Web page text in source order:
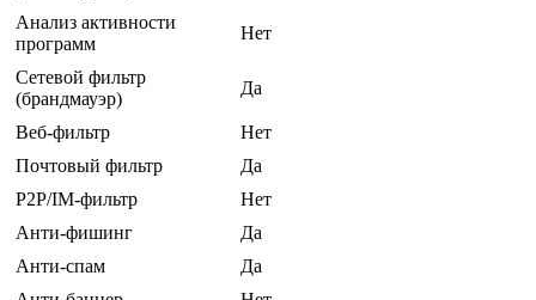
Анализ активности
программ
Нет
Сетевой фильтр
(брандмауэр)
Да
Веб-фильтр
Нет
Почтовый фильтр
Да
P2P/IM-фильтр
Нет
Анти-фишинг
Да
Анти-спам
Да